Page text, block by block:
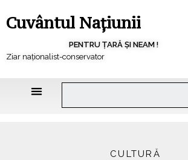
Cuvântul Națiunii
PENTRU ȚARĂ ȘI NEAM !
Ziar naționalist-conservator
CULTURĂ